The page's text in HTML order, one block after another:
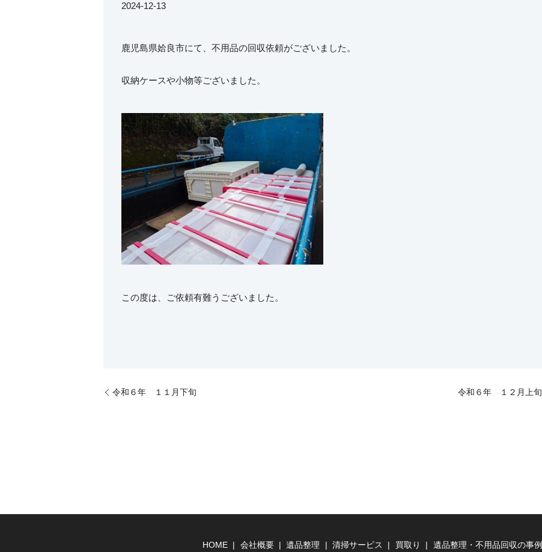
2024-12-13
鹿児島県姶良市にて、不用品の回収依頼がございました。
収納ケースや小物等ございました。
この度は、ご依頼有難うございました。
令和６年 １１月下旬 令和６年 １２月上旬
HOME 会社概要 遺品整理 清掃サービス 買取り 遺品整理・不用品回収の事例